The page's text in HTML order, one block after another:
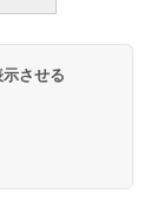
(16GB) 7イ
節ライト、12
なし、ブラッ
させる